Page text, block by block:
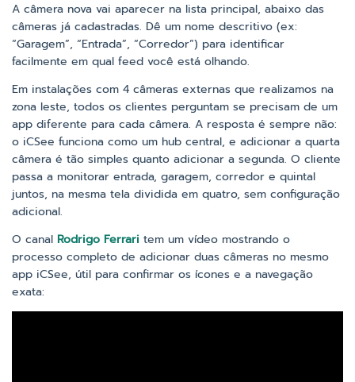
A câmera nova vai aparecer na lista principal, abaixo das
câmeras já cadastradas. Dê um nome descritivo (ex:
“Garagem”, “Entrada”, “Corredor”) para identificar
facilmente em qual feed você está olhando.
Em instalações com 4 câmeras externas que realizamos na
zona leste, todos os clientes perguntam se precisam de um
app diferente para cada câmera. A resposta é sempre não:
o iCSee funciona como um hub central, e adicionar a quarta
câmera é tão simples quanto adicionar a segunda. O cliente
passa a monitorar entrada, garagem, corredor e quintal
juntos, na mesma tela dividida em quatro, sem configuração
adicional.
O canal Rodrigo Ferrari tem um vídeo mostrando o
processo completo de adicionar duas câmeras no mesmo
app iCSee, útil para confirmar os ícones e a navegação
exata: